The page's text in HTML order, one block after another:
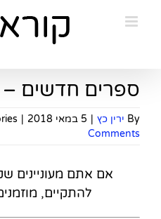
ספרים חדשים – 6/5/2018
By ירין כץ | 5 במאי 2018 |
Comments
אם אתם מעוניינים
להתקיים,